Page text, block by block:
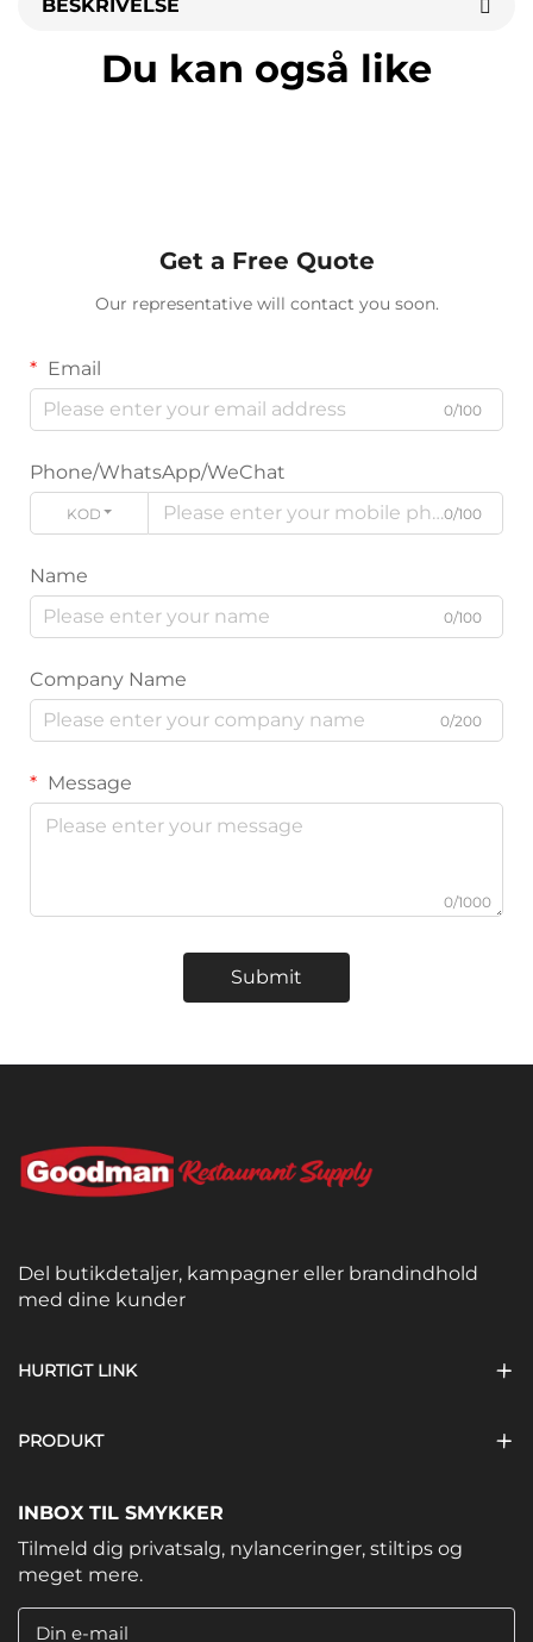
BESKRIVELSE
Du kan også like
Get a Free Quote
Our representative will contact you soon.
Email
0/100
Phone/WhatsApp/WeChat
KODE 0/100
Name
0/100
Company Name
0/200
Message
0/1000
Submit
Del butikdetaljer, kampagner eller brandindhold
med dine kunder
HURTIGT LINK
PRODUKT
INBOX TIL SMYKKER
Tilmeld dig privatsalg, nylanceringer, stiltips og
meget mere.
Din e-mail